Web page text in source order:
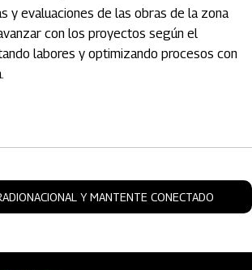
y evaluaciones de las obras de la zona
con los proyectos según el
labores y optimizando procesos con
Y MANTENTE CONECTADO